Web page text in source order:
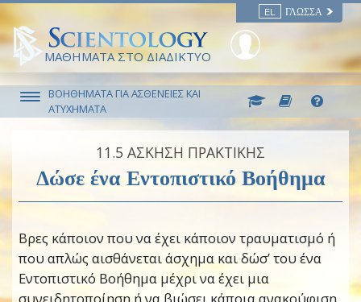
EL ΓΛΏΣΣΑ
ΜΑΘΗΜΑΤΑ ΣΤΟ ΔΙΑΔΙΚΤΥΟ
ΒΟΗΘΗΜΑΤΑ ΓΙΑ ΑΣΘΕΝΕΙΕΣ ΚΑΙ
ΑΤΥΧΗΜΑΤΑ
11.‎5 ΑΣΚΗΣΗ ΠΡΑΚΤΙΚΗΣ
Δώσε ένα Εντοπιστικό Βοήθημα
Βρες κάποιον που να έχει κάποιον τραυματισμό ή
που απλώς αισθάνεται άσχημα και δώσ’ του ένα
Εντοπιστικό Βοήθημα μέχρι να έχει μια